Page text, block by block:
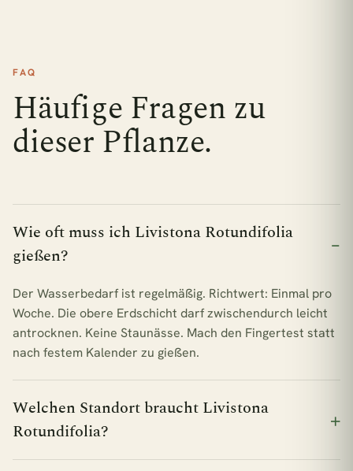
FAQ
Häufige Fragen zu
dieser Pflanze.
Wie oft muss ich Livistona Rotundifolia
gießen?
Der Wasserbedarf ist regelmäßig. Richtwert: Einmal pro
Woche. Die obere Erdschicht darf zwischendurch leicht
antrocknen. Keine Staunässe. Mach den Fingertest statt
nach festem Kalender zu gießen.
Welchen Standort braucht Livistona
Rotundifolia?